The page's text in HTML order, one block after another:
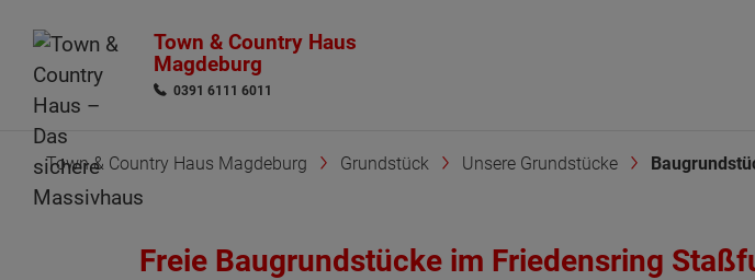
Town & Country Haus
Magdeburg
0391 6111 6011
Town & Country Haus Magdeburg Grundstück Unsere Grundstücke
Freie Baugrundstücke im Friedensring